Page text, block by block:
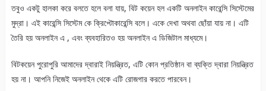
তবুও একটু হালকা করে বলতে হলে বলা যায়, বিট কয়েন হল একটি অনলাইন কারেন্সি সিস্টেমের
মুদ্রা। এই কারেন্সি সিস্টেম কে ক্রিপ্টোকারেন্সি বলে। একে দেখা অথবা ছোঁয়া যায় না। এটি
তৈরি হয় অনলাইন এ , এবং ব্যবহারিতও হয় অনলাইন এ ডিজিটাল মাধ্যমে।
বিটকয়েন পুরোপুরি আমাদের দ্বারাই নিয়ন্ত্রিত, এটি কোন প্রতিষ্ঠান বা ব্যক্তি দ্বারা নিয়ন্ত্রিত
হয় না। আপনি নিজেই অনলাইন থেকে এটি রোজগার করতে পারবেন।